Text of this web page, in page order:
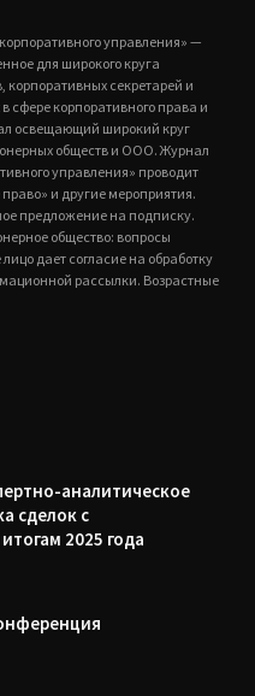
управления» —
для широкого круга
корпоративных секретарей и
сфере корпоративного права и
освещающий широкий круг
обществ и ООО. Журнал
управления» проводит
и другие мероприятия.
предложение на подписку.
общество: вопросы
дает согласие на обработку
рассылки. Возрастные
аналитическое
сделок с
2025 года